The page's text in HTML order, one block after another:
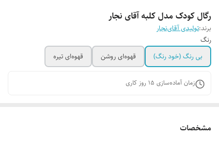
رگال کودک مدل کلبه آقای نجار
برند:تولیدی آقای‌نجار
رنگ
بی رنگ (خود رنگ)
قهوه‌ای روشن قهوه‌ای تیره
زمان آماده‌سازی 15 روز کاری
مشخصات